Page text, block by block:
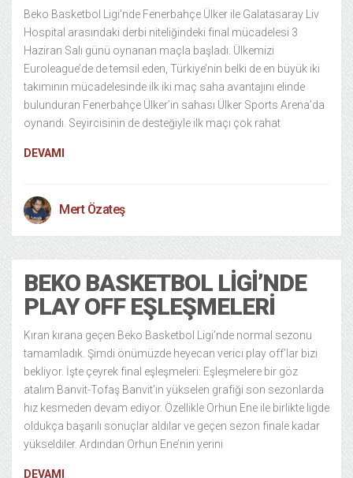
Beko Basketbol Ligi’nde Fenerbahçe Ülker ile Galatasaray Liv
Hospital arasındaki derbi niteliğindeki final mücadelesi 3
Haziran Salı günü oynanan maçla başladı. Ülkemizi
Euroleague’de de temsil eden, Türkiye’nin belki de en büyük iki
takımının mücadelesinde ilk iki maç saha avantajını elinde
bulunduran Fenerbahçe Ülker’in sahası Ülker Sports Arena’da
oynandı. Seyircisinin de desteğiyle ilk maçı çok rahat
DEVAMI
Mert Özateş
BEKO BASKETBOL LIGI’NDE
PLAY OFF EŞLEŞMELERI
Kıran kırana geçen Beko Basketbol Ligi’nde normal sezonu
tamamladık. Şimdi önümüzde heyecan verici play off’lar bizi
bekliyor. İşte çeyrek final eşleşmeleri: Eşleşmelere bir göz
atalım Banvit-Tofaş Banvit’in yükselen grafiği son sezonlarda
hız kesmeden devam ediyor. Özellikle Orhun Ene ile birlikte ligde
oldukça başarılı sonuçlar aldılar ve geçen sezon finale kadar
yükseldiler. Ardından Orhun Ene’nin yerini
DEVAMI